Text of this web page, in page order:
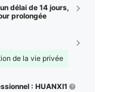
délai de 14 jours,
prolongée
de la vie privée
: HUANXI1